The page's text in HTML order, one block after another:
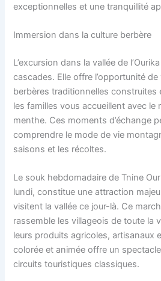
exceptionnelles et une tranquillité
Immersion dans la culture berbère
L’excursion dans la vallée de
cascades. Elle offre l’opportunité
berbères traditionnelles construites
les familles vous accueillent avec le
menthe. Ces moments d’échange
comprendre le mode de vie
saisons et les récoltes.
Le souk hebdomadaire de Tnine
lundi, constitue une attraction
visitent la vallée ce jour-là. Ce
rassemble les villageois de toute la
leurs produits agricoles, artisanaux
colorée et animée offre un
circuits touristiques classiques.